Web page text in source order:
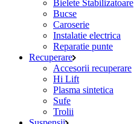
Bielete Stabilizatoare
Bucse
Caroserie
Instalatie electrica
Reparatie punte
Recuperare
Accesorii recuperare
Hi Lift
Plasma sintetica
Sufe
Trolii